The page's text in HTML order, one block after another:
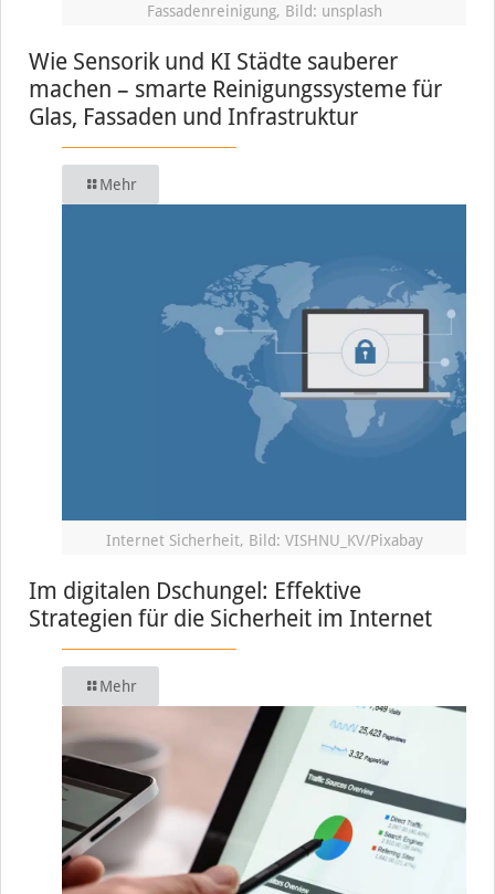
Fassadenreinigung, Bild: unsplash
Wie Sensorik und KI Städte sauberer
machen – smarte Reinigungssysteme für
Glas, Fassaden und Infrastruktur
Mehr
Internet Sicherheit, Bild: VISHNU_KV/Pixabay
Im digitalen Dschungel: Effektive
Strategien für die Sicherheit im Internet
Mehr